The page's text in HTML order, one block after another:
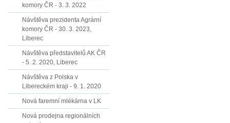
komory ČR - 3. 3. 2022
Návštěva prezidenta Agrární
komory ČR - 30. 3. 2023,
Liberec
Návštěva představitelů AK ČR
- 5. 2. 2020, Liberec
Návštěva z Polska v
Libereckém kraji - 9. 1. 2020
Nová faremní mlékárna v LK
Nová prodejna regionálních